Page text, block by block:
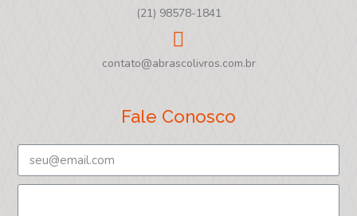
(21) 98578-1841
contato@abrascolivros.com.br
Fale Conosco